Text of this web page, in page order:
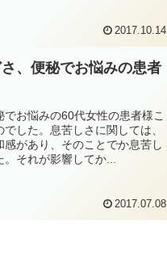
2017.10.14
、便秘でお悩みの患者
お悩みの60代女性の患者様こ
した。息苦しさに関しては、
があり、そのことでか息苦し
それが影響してか...
2017.07.08